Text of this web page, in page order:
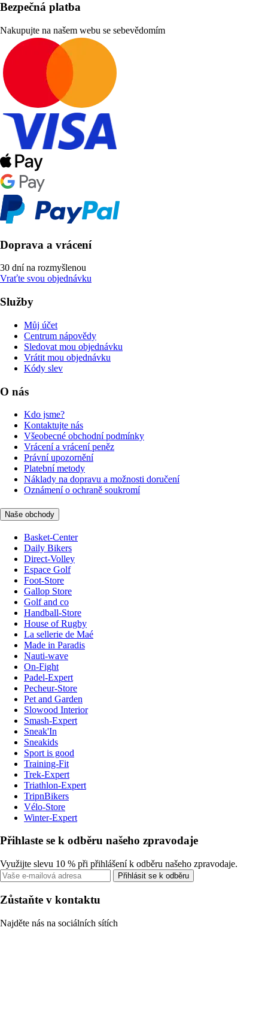
Bezpečná platba
Nakupujte na našem webu se sebevědomím
Doprava a vrácení
30 dní na rozmyšlenou
Vraťte svou objednávku
Služby
Můj účet
Centrum nápovědy
Sledovat mou objednávku
Vrátit mou objednávku
Kódy slev
O nás
Kdo jsme?
Kontaktujte nás
Všeobecné obchodní podmínky
Vrácení a vrácení peněz
Právní upozornění
Platební metody
Náklady na dopravu a možnosti doručení
Oznámení o ochraně soukromí
Naše obchody
Basket-Center
Daily Bikers
Direct-Volley
Espace Golf
Foot-Store
Gallop Store
Golf and co
Handball-Store
House of Rugby
La sellerie de Maé
Made in Paradis
Nauti-wave
On-Fight
Padel-Expert
Pecheur-Store
Pet and Garden
Slowood Interior
Smash-Expert
Sneak'In
Sneakids
Sport is good
Training-Fit
Trek-Expert
Triathlon-Expert
TripnBikers
Vélo-Store
Winter-Expert
Přihlaste se k odběru našeho zpravodaje
Využijte slevu 10 % při přihlášení k odběru našeho zpravodaje.
Přihlásit se k odběru
Zůstaňte v kontaktu
Najděte nás na sociálních sítích